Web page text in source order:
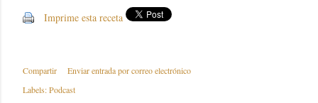
Imprime esta receta
Compartir
Enviar entrada por correo electrónico
Labels:Podcast